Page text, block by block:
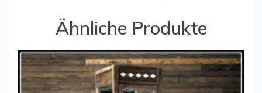
Ähnliche Produkte